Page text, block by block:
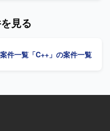
ていただけます。 【開
取り組んでいただきま
求めています。オブジェ
わることができます。
長期的にスキルアップで
見る
件一覧 「C++」の案件一覧